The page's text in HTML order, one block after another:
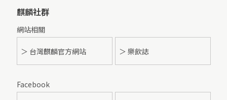
麒麟社群
網站相關
＞ 台灣麒麟官方網站 ＞ 樂飲誌
Facebook